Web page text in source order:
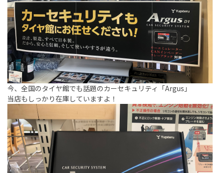
今、全国のタイヤ館でも話題のカーセキュリティ「Argus」
当店もしっかり在庫していますよ！